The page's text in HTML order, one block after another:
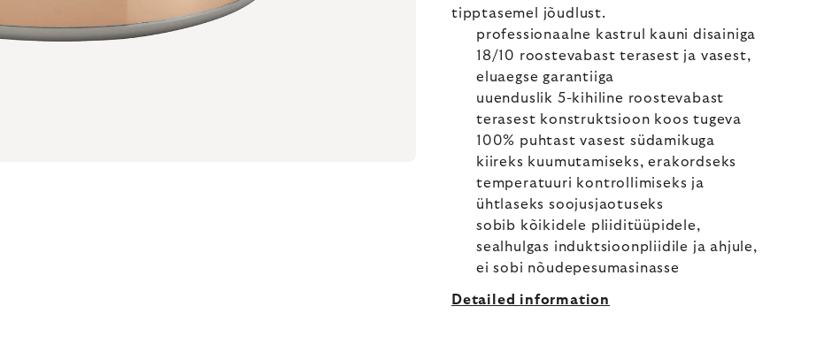
tipptasemel jõudlust.
professionaalne kastrul kauni disainiga
18/10 roostevabast terasest ja vasest,
eluaegse garantiiga
uuenduslik 5-kihiline roostevabast
terasest konstruktsioon koos tugeva
100% puhtast vasest südamikuga
kiireks kuumutamiseks, erakordseks
temperatuuri kontrollimiseks ja
ühtlaseks soojusjaotuseks
sobib kõikidele pliiditüüpidele,
sealhulgas induktsioonpliidile ja ahjule,
ei sobi nõudepesumasinasse
Detailed information